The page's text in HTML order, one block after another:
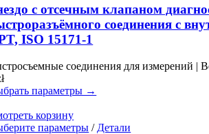
имеет
несколько
вариаций.
Опции
выбрать
странице
с отсечным клапаном
соединения с
ISO 15171-1
соединения для измерений |
параметры →
корзину
параметры Этот
/ Детали